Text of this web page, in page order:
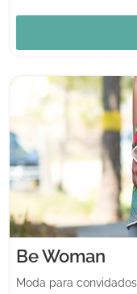
Be Woman
Moda para convidados